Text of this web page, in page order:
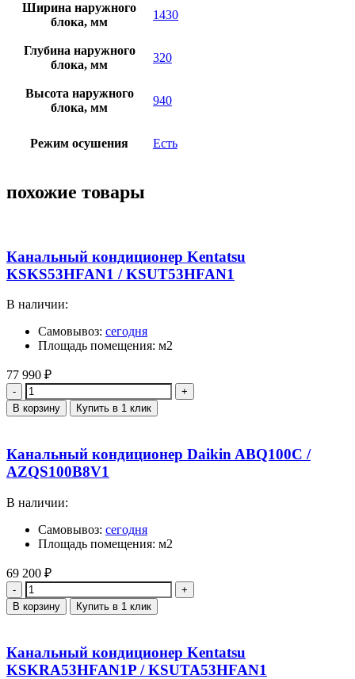
Ширина наружного
блока, мм
1430
Глубина наружного
блока, мм
320
Высота наружного
блока, мм
940
Режим осушения Есть
похожие товары
Канальный кондиционер Kentatsu
KSKS53HFAN1 / KSUT53HFAN1
В наличии:
Самовывоз: сегодня
Площадь помещения: м2
77 990 ₽
Количество
В корзину Купить в 1 клик
Канальный кондиционер Daikin ABQ100C /
AZQS100B8V1
В наличии:
Самовывоз: сегодня
Площадь помещения: м2
69 200 ₽
Количество
В корзину Купить в 1 клик
Канальный кондиционер Kentatsu
KSKRA53HFAN1P / KSUTA53HFAN1